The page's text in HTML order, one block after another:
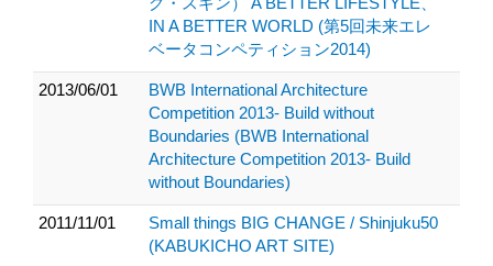
IN A BETTER WORLD (第5回未来エレ
ベータコンペティション2014)
2013/06/01
BWB International Architecture
Competition 2013- Build without
Boundaries (BWB International
Architecture Competition 2013- Build
without Boundaries)
2011/11/01
Small things BIG CHANGE / Shinjuku50
(KABUKICHO ART SITE)